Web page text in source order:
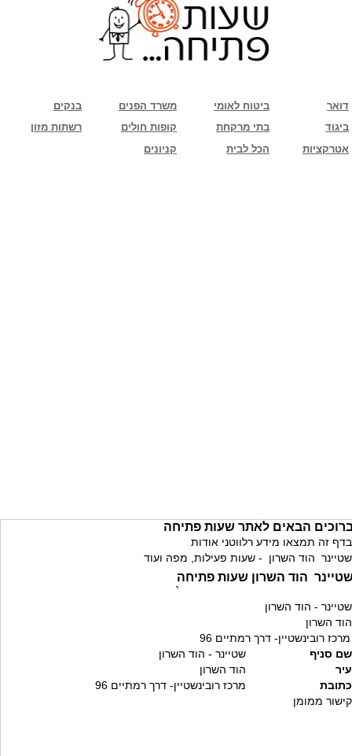
בנקים משרד הפנים ביטוח לאומי
דואר
רשתות מזון
קופות חולים בתי מרקחת
ביגוד
קניונים
הכל לבית אטרקציות
הבאים לאתר שעות פתיחה
בדף זה תמצאו מידע רלווטני אודות
שטיינר הוד השרון - שעות פעילות, מפה ועוד
הוד השרון שעות פתיחה
`
שטיינר - הוד השרון
הוד השרון
מרכז רובינשטיין- דרך רמתיים 96
שם סניף
שטיינר - הוד השרון
עיר
הוד השרון
כתובת
מרכז רובינשטיין- דרך רמתיים 96
קישור ממומן